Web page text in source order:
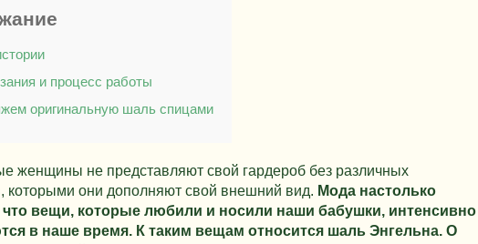
и процесс работы
оригинальную шаль спицами
женщины не представляют свой гардероб без различных
которыми они дополняют свой внешний вид. Мода настолько
что вещи, которые любили и носили наши бабушки, интенсивно
в наше время. К таким вещам относится шаль Энгельна. О